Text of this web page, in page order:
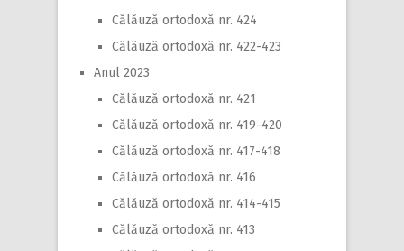
Călăuză ortodoxă nr. 424
Călăuză ortodoxă nr. 422-423
Anul 2023
Călăuză ortodoxă nr. 421
Călăuză ortodoxă nr. 419-420
Călăuză ortodoxă nr. 417-418
Călăuză ortodoxă nr. 416
Călăuză ortodoxă nr. 414-415
Călăuză ortodoxă nr. 413